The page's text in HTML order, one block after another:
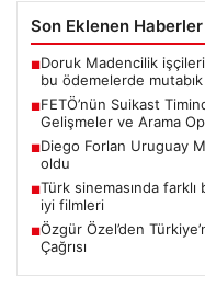
Son Eklenen Haberler
■Doruk Madencilik
bu ödemelerde mutabık
■FETÖ’nün Suikast
Gelişmeler ve Arama
■Diego Forlan Uruguay
oldu
■Türk sinemasında
iyi filmleri
■Özgür Özel’den
Çağrısı